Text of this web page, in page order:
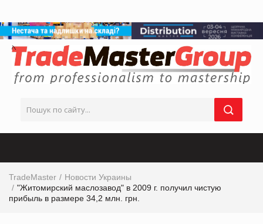
TradeMaster
Новости Украины
"Житомирский маслозавод" в 2009 г. получил чистую
прибыль в размере 34,2 млн. грн.